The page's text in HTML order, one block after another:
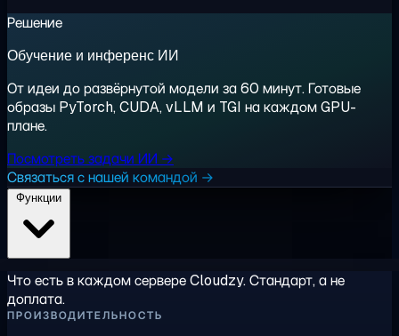
Решение
Обучение и инференс ИИ
От идеи до развёрнутой модели за 60 минут. Готовые
образы PyTorch, CUDA, vLLM и TGI на каждом GPU-
плане.
Посмотреть задачи ИИ →
Связаться с нашей командой →
Что есть в каждом сервере Cloudzy. Стандарт, а не
доплата.
ПРОИЗВОДИТЕЛЬНОСТЬ